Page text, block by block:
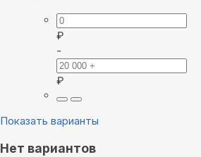
₽
-
₽
Показать варианты
Нет вариантов